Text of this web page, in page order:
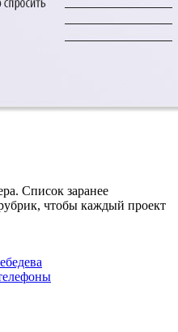
Список заранее
чтобы каждый проект